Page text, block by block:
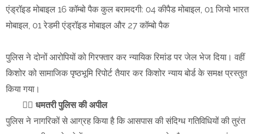
एंड्रॉइड मोबाइल 16 कॉम्बो पैक कुल बरामदगी: 04 कीपैड मोबाइल, 01 जियो भारत
मोबाइल, 01 रेडमी एंड्रॉइड मोबाइल और 27 कॉम्बो पैक
पुलिस ने दोनों आरोपियों को गिरफ्तार कर न्यायिक रिमांड पर जेल भेज दिया। वहीं
किशोर को सामाजिक पृष्ठभूमि रिपोर्ट तैयार कर किशोर न्याय बोर्ड के समक्ष प्रस्तुत
किया गया।
👮‍♂️ धमतरी पुलिस की अपील
पुलिस ने नागरिकों से आग्रह किया है कि आसपास की संदिग्ध गतिविधियों की तुरंत